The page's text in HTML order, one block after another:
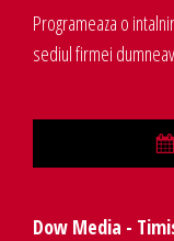
Programeaza o
sediul firmei
Dow Media -